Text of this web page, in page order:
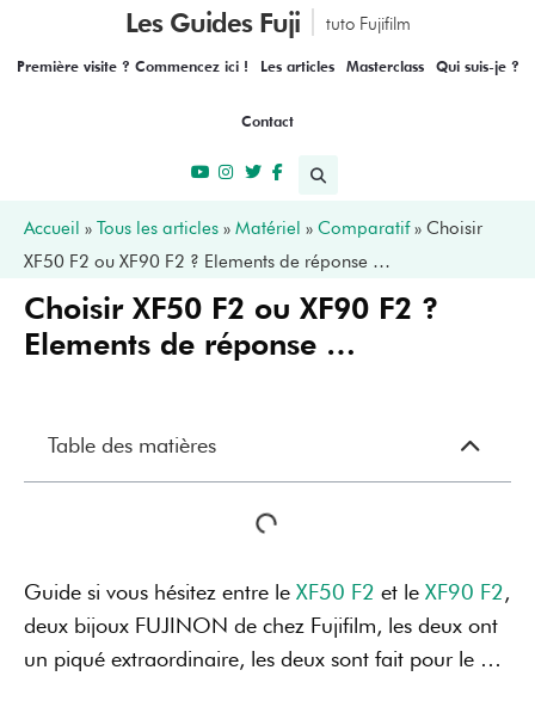
Les Guides Fuji tuto Fujifilm
Première visite ? Commencez ici ! Les articles Masterclass Qui suis-je ?
Contact
Accueil » Tous les articles » Matériel » Comparatif» Choisir
XF50 F2 ou XF90 F2 ? Elements de réponse …
Choisir XF50 F2 ou XF90 F2 ?
Elements de réponse …
Table des matières
Guide si vous hésitez entre le XF50 F2 et le XF90 F2,
deux bijoux FUJINON de chez Fujifilm, les deux ont
un piqué extraordinaire, les deux sont fait pour le …